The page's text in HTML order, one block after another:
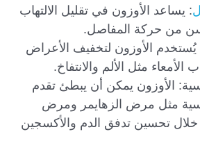
: يساعد الأوزون في تقليل الالتهاب
من حركة المفاصل.
يُستخدم الأوزون لتخفيف الأعراض
الأمعاء مثل الألم والانتفاخ.
الأوزون يمكن أن يبطئ تقدم
مثل مرض الزهايمر ومرض
تحسين تدفق الدم والأكسجين